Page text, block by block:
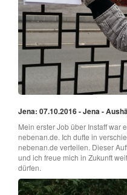
Jena: 07.10.2016 - Jena -
Mein erster Job über Instaff war
nebenan.de. Ich dufte in
nebenan.de verteilen. Dieser
und ich freue mich in Zukunft
dürfen.